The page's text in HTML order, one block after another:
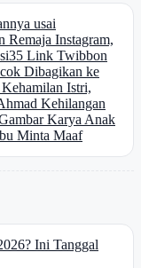
usai
Remaja Instagram,
35 Link Twibbon
Dibagikan ke
Istri,
Kehilangan
Karya Anak
Minta Maaf
Ini Tanggal